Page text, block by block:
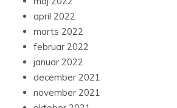
april 2022
marts 2022
februar 2022
januar 2022
december 2021
november 2021